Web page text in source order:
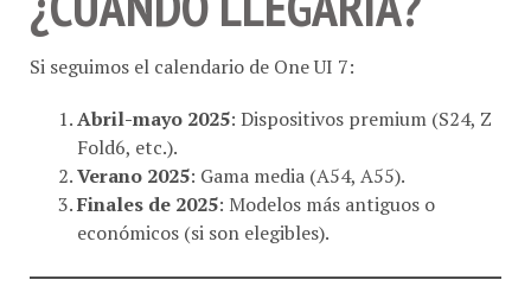
Si seguimos el calendario de One UI 7:
Abril-mayo 2025: Dispositivos premium (S24, Z
Fold6, etc.).
Verano 2025: Gama media (A54, A55).
Finales de 2025: Modelos más antiguos o
económicos (si son elegibles).